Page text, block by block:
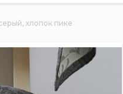
хлопок пике